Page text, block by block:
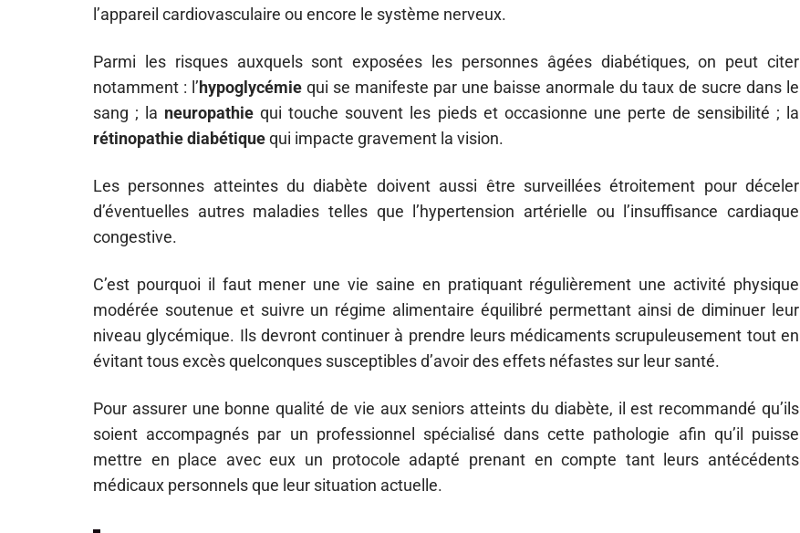
l’appareil cardiovasculaire ou encore le système nerveux.
Parmi les risques auxquels sont exposées les personnes âgées diabétiques, on peut citer
notamment : l’hypoglycémie qui se manifeste par une baisse anormale du taux de sucre dans le
sang ; la neuropathie qui touche souvent les pieds et occasionne une perte de sensibilité ; la
rétinopathie diabétiquequi impacte gravement la vision.
Les personnes atteintes du diabète doivent aussi être surveillées étroitement pour déceler
d’éventuelles autres maladies telles que l’hypertension artérielle ou l’insuffisance cardiaque
congestive.
C’est pourquoi il faut mener une vie saine en pratiquant régulièrement une activité physique
modérée soutenue et suivre un régime alimentaire équilibré permettant ainsi de diminuer leur
niveau glycémique. Ils devront continuer à prendre leurs médicaments scrupuleusement tout en
évitant tous excès quelconques susceptibles d’avoir des effets néfastes sur leur santé.
Pour assurer une bonne qualité de vie aux seniors atteints du diabète, il est recommandé qu’ils
soient accompagnés par un professionnel spécialisé dans cette pathologie afin qu’il puisse
mettre en place avec eux un protocole adapté prenant en compte tant leurs antécédents
médicaux personnels que leur situation actuelle.